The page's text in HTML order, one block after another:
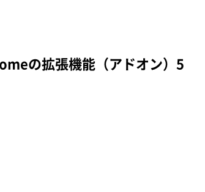
の拡張機能（アドオン）5